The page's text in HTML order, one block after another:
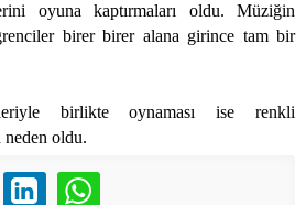
oyuna kaptırmaları oldu. Müziğin
birer birer alana girince tam bir
birlikte oynaması ise renkli
neden oldu.